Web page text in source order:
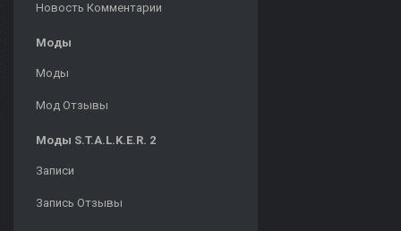
Новость Комментарии
Моды
Моды
Мод Отзывы
Моды S.T.A.L.K.E.R. 2
Записи
Запись Отзывы